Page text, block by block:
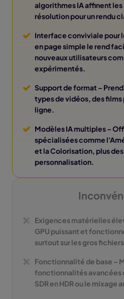
algorithmes IA affinent les
résolution pour un rendu
Interface conviviale pour
en page simple le rend
nouveaux utilisateurs
expérimentés.
Support de format–
types de vidéos, des films
ligne.
Modèles IA multiples–
spécialisées comme
et la Colorisation, plus
personnalisation.
Exigences matérielles
GPU puissant et
surtout sur les gros
Fonctionnalité de base –
fonctionnalités avancées
SDR en HDR ou le mixage